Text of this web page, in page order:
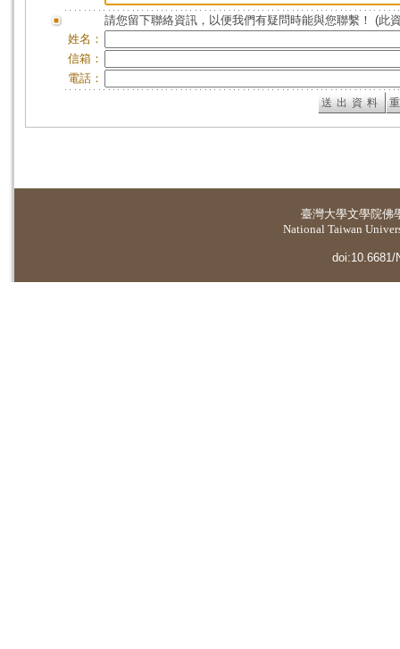
請您留下聯絡資訊，以便我們有疑問時能與您聯繫！ (此
姓名：
信箱：
電話：
臺灣大學文學院佛
National Taiwan
doi:10.6681/